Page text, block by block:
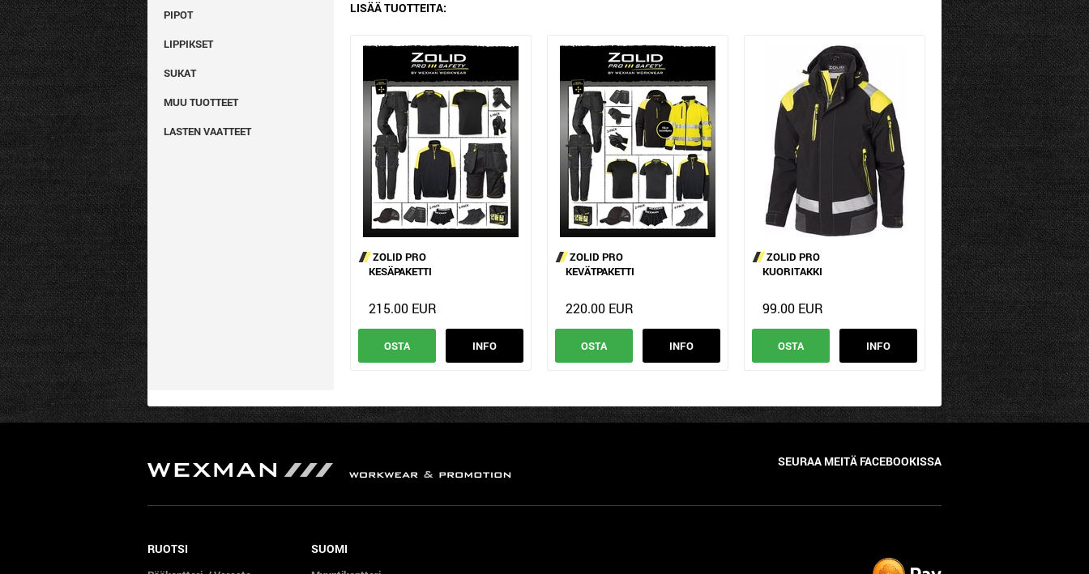
PIPOT
LIPPIKSET
SUKAT
MUU TUOTTEET
LASTEN VAATTEET
LISÄÄ TUOTTEITA:
ZOLID PRO
KESÄPAKETTI
215.00 EUR
OSTA INFO
ZOLID PRO
KEVÄTPAKETTI
220.00 EUR
OSTA INFO
ZOLID PRO
KUORITAKKI
99.00 EUR
OSTA INFO
SEURAA MEITÄ FACEBOOKISSA
RUOTSI SUOMI